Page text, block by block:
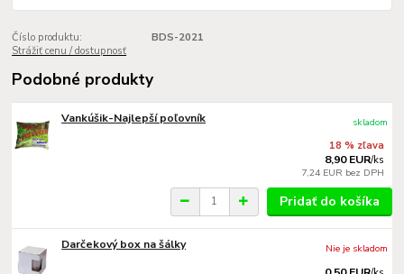
Číslo produktu:
BDS-2021
Strážiť cenu / dostupnosť
Podobné produkty
Vankúšik-Najlepší poľovník
18 % zľava
8,90 EUR/ks
7,24 EUR bez DPH
skladom
Pridať do košíka
Darčekový box na šálky
Nie je skladom